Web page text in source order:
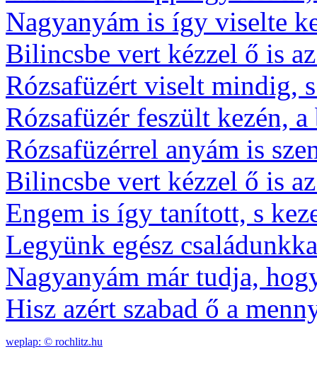
Nagyanyám is így viselte
Bilincsbe vert kézzel ő is
Rózsafüzért viselt mindig,
Rózsafüzér feszült kezén,
Rózsafüzérrel anyám is
Bilincsbe vert kézzel ő is
Engem is így tanított, s
Legyünk egész
Nagyanyám már tudja,
Hisz azért szabad ő a
weplap: © rochlitz.hu